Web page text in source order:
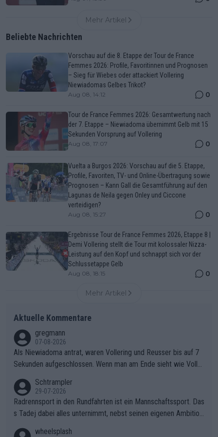
Mehr Artikel
Beliebte Nachrichten
Vorschau auf die 8. Etappe der Tour de France
Femmes 2026: Profile, Favoritinnen und Prognosen
– Sieg für Wiebes oder attackiert Vollering
Niewiadomas Gelbes Trikot?
Aug 08, 14:12 0
Tour de France Femmes 2026: Gesamtwertung nach
der 7. Etappe – Niewiadoma übernimmt Gelb mit 15
Sekunden Vorsprung auf Vollering
Aug 08, 17:07 0
Vuelta a Burgos 2026: Vorschau auf die 5. Etappe,
Profile, Favoriten, TV- und Online-Übertragung sowie
Prognosen – Kann Gall die Gesamtführung auf den
Lagunas de Neila gegen Onley und Ciccone
verteidigen?
Aug 08, 15:27 0
Ergebnisse Tour de France Femmes 2026, Etappe 8 |
Demi Vollering stellt die Tour mit kolossaler Nizza-
Leistung auf den Kopf und schnappt sich vor der
Schlussetappe Gelb
Aug 08, 18:15 0
Mehr Artikel
Aktuelle Kommentare
gregmann
07-08-2026
Als Niewiadoma antrat, waren Vollering und Reusser bis auf 7
Sekunden aufgeschlossen. Wenn man am Ende sieht wie Voller
ering die 7 Sekunden zu Niewiadoma nicht geschlossen hat un
d den Abstand hat anwachsen lassen. Ein schwerer taktischer
Fehler, der den Tour Sieg kosten wird.Diese Beobachtung trifft
Zögerlichkeit von Demi Vollering in diesem Moment war das e
Schtrampler
29-07-2026
Radrennsport in den Rundfahrten ist ein Mannschaftssport. Das
s Tadej dabei alles unternimmt, nebst seinen eigenen Ambition
wheelsplash